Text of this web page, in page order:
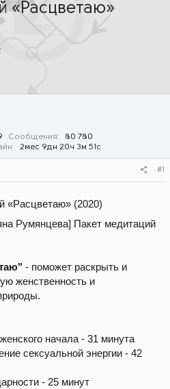
«Расцветаю»
Сообщения
80 780
2мес 9дн 20ч 3м 51с
#1
«Расцветаю» (2020)
- поможет раскрыть и
женственность и
начала - 31 минута
сексуальной энергии - 42
- 25 минут